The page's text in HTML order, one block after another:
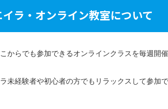
イラ・オンライン教室について
からでも参加できるオンラインクラスを毎週開催
未経験者や初心者の方でもリラックスして参加